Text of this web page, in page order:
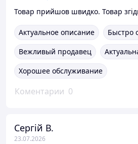
Товар прийшов швидко. Товар
Актуальное описание
Быстро
Вежливый продавец
Хорошее обслуживание
Коментарии 0
Сергій В.
23.07.2026